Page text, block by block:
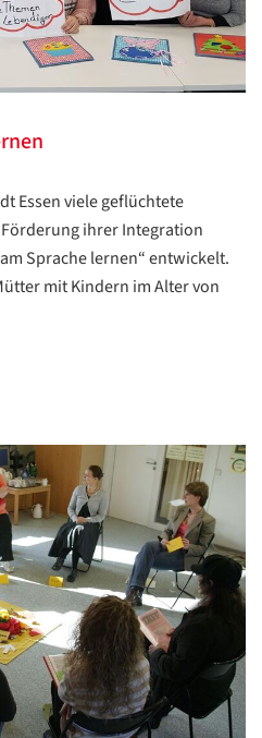
Essen viele geflüchtete
ihrer Integration
Sprache lernen“ entwickelt.
mit Kindern im Alter von